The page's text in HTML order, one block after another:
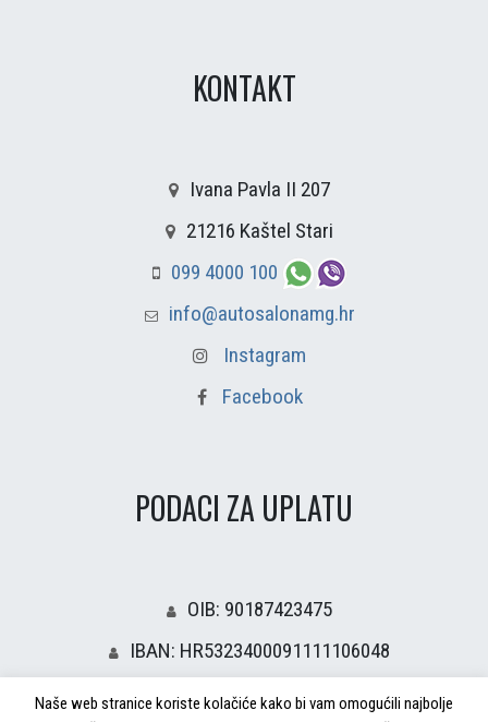
KONTAKT
Ivana Pavla II 207
21216 Kaštel Stari
099 4000 100
info@autosalonamg.hr
Instagram
Facebook
PODACI ZA UPLATU
OIB: 90187423475
IBAN: HR5323400091111106048
Naše web stranice koriste kolačiće kako bi vam omogućili najbolje